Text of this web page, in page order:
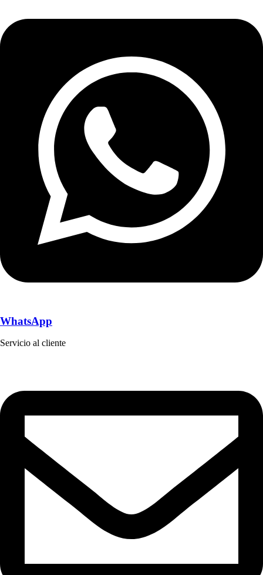
WhatsApp
Servicio al cliente